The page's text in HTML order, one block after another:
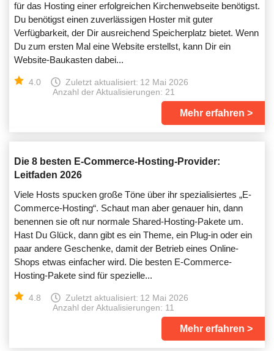
für das Hosting einer erfolgreichen Kirchenwebseite benötigst.
Du benötigst einen zuverlässigen Hoster mit guter
Verfügbarkeit, der Dir ausreichend Speicherplatz bietet. Wenn
Du zum ersten Mal eine Website erstellst, kann Dir ein
Website-Baukasten dabei...
4.0 Zuletzt aktualisiert: 12 Mai 2026
Anzahl der Aktualisierungen: 21
Mehr erfahren
Die 8 besten E-Commerce-Hosting-Provider:
Leitfaden 2026
Viele Hosts spucken große Töne über ihr spezialisiertes „E-
Commerce-Hosting“. Schaut man aber genauer hin, dann
benennen sie oft nur normale Shared-Hosting-Pakete um.
Hast Du Glück, dann gibt es ein Theme, ein Plug-in oder ein
paar andere Geschenke, damit der Betrieb eines Online-
Shops etwas einfacher wird. Die besten E-Commerce-
Hosting-Pakete sind für spezielle...
4.8 Zuletzt aktualisiert: 12 Mai 2026
Anzahl der Aktualisierungen: 11
Mehr erfahren